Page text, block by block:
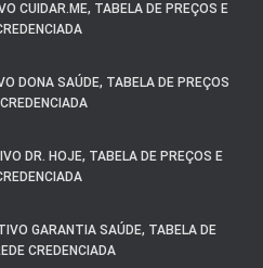
CUIDAR.ME, TABELA DE PREÇOS E
DONA SAÚDE, TABELA DE PREÇOS
DR. HOJE, TABELA DE PREÇOS E
GARANTIA SAÚDE, TABELA DE
CREDENCIADA